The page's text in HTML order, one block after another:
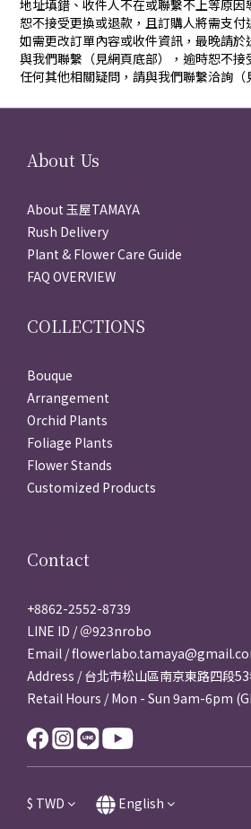
地址填錯、收件人不在或聯繫不上等原因
恕不接受更換或退款，且訂購人將需支付
如需更改訂單內容或收件資訊，最晚請
與我們聯繫（見網頁底部），逾時恕不接
任何其他相關疑問，請與我們聯繫洽詢（
About Us
About 玉屋TAMAYA
Rush Delivery
Plant & Flower Care Guide
FAQ OVERVIEW
COLLECTIONS
Bouque
Arrangement
Orchid Plants
Foliage Plants
Flower Stands
Customized Products
Contact
+8862-2552-8739
LINE ID / ＠923nrobo
Email /
Address / 台北市松山區南京東路四段
Retail Hours / Mon - Sun 9am-6pm
$ TWD English